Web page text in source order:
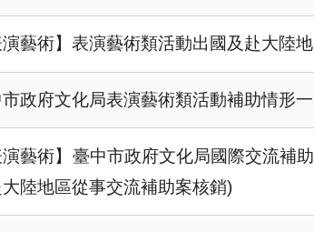
演藝術】表演藝術類活動出國及赴大陸
政府文化局表演藝術類活動補助情形
演藝術】臺中市政府文化局國際交流補
大陸地區從事交流補助案核銷)